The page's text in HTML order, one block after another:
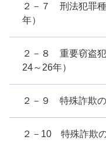
２－７ 刑法犯罪
年）
２－８ 重要窃盗
24～26年）
２－９ 特殊詐欺
２－10 特殊詐欺